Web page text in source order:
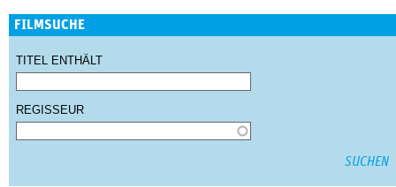
FILMSUCHE
TITEL ENTHÄLT
REGISSEUR